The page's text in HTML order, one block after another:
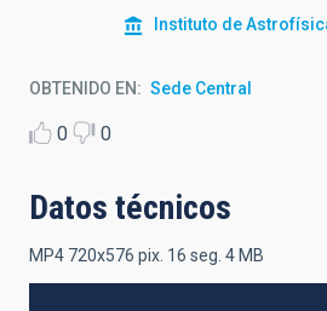
Instituto de
OBTENIDO EN Sede Central
0 0
Datos técnicos
MP4 720x576 pix. 16 seg. 4 MB